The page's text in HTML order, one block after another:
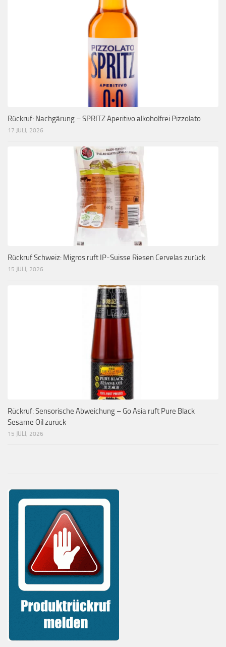
Rückruf: Nachgärung – SPRITZ Aperitivo alkoholfrei Pizzolato
17 JULI, 2026
Rückruf Schweiz: Migros ruft IP-Suisse Riesen Cervelas zurück
15 JULI, 2026
Rückruf: Sensorische Abweichung – Go Asia ruft Pure Black
Sesame Oil zurück
15 JULI, 2026